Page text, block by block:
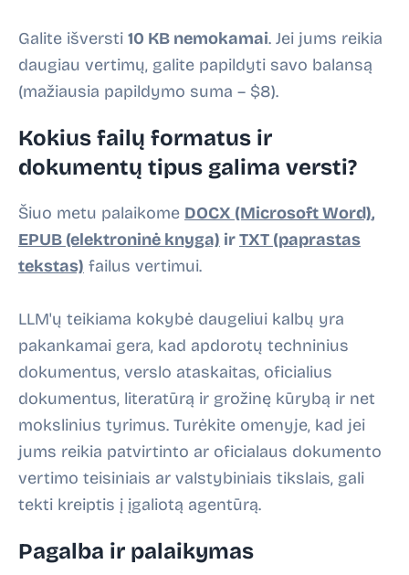
Galite išversti 10 KB nemokamai. Jei jums reikia
daugiau vertimų, galite papildyti savo balansą
(mažiausia papildymo suma – $8).
Kokius failų formatus ir
dokumentų tipus galima versti?
Šiuo metu palaikome DOCX (Microsoft Word),
EPUB (elektroninė knyga) irTXT (paprastas
tekstas) failus vertimui.
LLM'ų teikiama kokybė daugeliui kalbų yra
pakankamai gera, kad apdorotų techninius
dokumentus, verslo ataskaitas, oficialius
dokumentus, literatūrą ir grožinę kūrybą ir net
mokslinius tyrimus. Turėkite omenyje, kad jei
jums reikia patvirtinto ar oficialaus dokumento
vertimo teisiniais ar valstybiniais tikslais, gali
tekti kreiptis į įgaliotą agentūrą.
Pagalba ir palaikymas